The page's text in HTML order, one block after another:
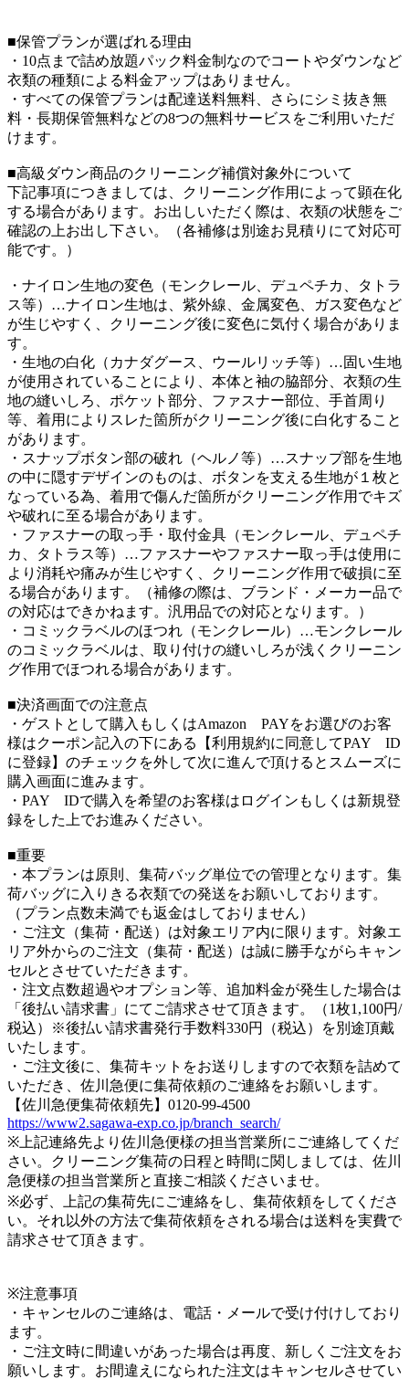
■保管プランが選ばれる理由
・10点まで詰め放題パック料金制なのでコートやダウンなど
衣類の種類による料金アップはありません。
・すべての保管プランは配達送料無料、さらにシミ抜き無
料・長期保管無料などの8つの無料サービスをご利用いただ
けます。
■高級ダウン商品のクリーニング補償対象外について
下記事項につきましては、クリーニング作用によって顕在化
する場合があります。お出しいただく際は、衣類の状態をご
確認の上お出し下さい。（各補修は別途お見積りにて対応可
能です。）
・ナイロン生地の変色（モンクレール、デュペチカ、タトラ
ス等）…ナイロン生地は、紫外線、金属変色、ガス変色など
が生じやすく、クリーニング後に変色に気付く場合がありま
す。
・生地の白化（カナダグース、ウールリッチ等）…固い生地
が使用されていることにより、本体と袖の脇部分、衣類の生
地の縫いしろ、ポケット部分、ファスナー部位、手首周り
等、着用によりスレた箇所がクリーニング後に白化すること
があります。
・スナップボタン部の破れ（ヘルノ等）…スナップ部を生地
の中に隠すデザインのものは、ボタンを支える生地が１枚と
なっている為、着用で傷んだ箇所がクリーニング作用でキズ
や破れに至る場合があります。
・ファスナーの取っ手・取付金具（モンクレール、デュペチ
カ、タトラス等）…ファスナーやファスナー取っ手は使用に
より消耗や痛みが生じやすく、クリーニング作用で破損に至
る場合があります。（補修の際は、ブランド・メーカー品で
の対応はできかねます。汎用品での対応となります。）
・コミックラベルのほつれ（モンクレール）…モンクレール
のコミックラベルは、取り付けの縫いしろが浅くクリーニン
グ作用でほつれる場合があります。
■決済画面での注意点
・ゲストとして購入もしくはAmazon PAYをお選びのお客
様はクーポン記入の下にある【利用規約に同意してPAY ID
に登録】のチェックを外して次に進んで頂けるとスムーズに
購入画面に進みます。
・PAY IDで購入を希望のお客様はログインもしくは新規登
録をした上でお進みください。
■重要
・本プランは原則、集荷バッグ単位での管理となります。集
荷バッグに入りきる衣類での発送をお願いしております。
（プラン点数未満でも返金はしておりません）
・ご注文（集荷・配送）は対象エリア内に限ります。対象エ
リア外からのご注文（集荷・配送）は誠に勝手ながらキャン
セルとさせていただきます。
・注文点数超過やオプション等、追加料金が発生した場合は
「後払い請求書」にてご請求させて頂きます。（1枚1,100円/
税込）※後払い請求書発行手数料330円（税込）を別途頂戴
いたします。
・ご注文後に、集荷キットをお送りしますので衣類を詰めて
いただき、佐川急便に集荷依頼のご連絡をお願いします。
【佐川急便集荷依頼先】0120-99-4500
https://www2.sagawa-exp.co.jp/branch_search/
※上記連絡先より佐川急便様の担当営業所にご連絡してくだ
さい。クリーニング集荷の日程と時間に関しましては、佐川
急便様の担当営業所と直接ご相談くださいませ。
※必ず、上記の集荷先にご連絡をし、集荷依頼をしてくださ
い。それ以外の方法で集荷依頼をされる場合は送料を実費で
請求させて頂きます。
※注意事項
・キャンセルのご連絡は、電話・メールで受け付けしており
ます。
・ご注文時に間違いがあった場合は再度、新しくご注文をお
願いします。お間違えになられた注文はキャンセルさせてい